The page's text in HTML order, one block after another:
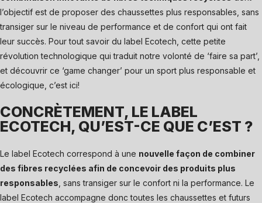
l’objectif est de proposer des chaussettes plus responsables, sans
transiger sur le niveau de performance et de confort qui ont fait
leur succès. Pour tout savoir du label Ecotech, cette petite
révolution technologique qui traduit notre volonté de ‘faire sa part’,
et découvrir ce ‘game changer’ pour un sport plus responsable et
écologique, c’est ici!
CONCRÈTEMENT, LE LABEL
ECOTECH, QU’EST-CE QUE C’EST ?
Le label Ecotech correspond à une nouvelle façon de combiner
des fibres recyclées afin de concevoir des produits plus
responsables , sans transiger sur le confort ni la performance. Le
label Ecotech accompagne donc toutes les chaussettes et futurs